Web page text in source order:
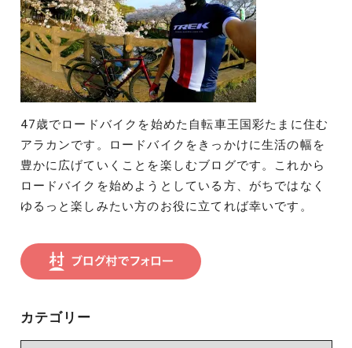
47歳でロードバイクを始めた自転車王国彩たまに住む
アラカンです。ロードバイクをきっかけに生活の幅を
豊かに広げていくことを楽しむブログです。これから
ロードバイクを始めようとしている方、がちではなく
ゆるっと楽しみたい方のお役に立てれば幸いです。
カテゴリー